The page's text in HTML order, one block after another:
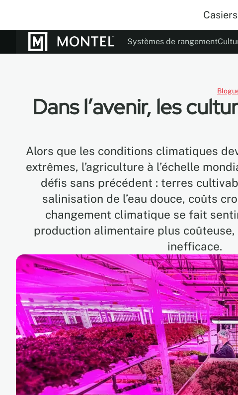
Systèmes de rangement
Dans l’avenir, les
Alors que les conditions climatiques
extrêmes, l’agriculture à l’échelle
défis sans précédent : terres
salinisation de l’eau douce, coûts
changement climatique se fait
production alimentaire plus
inefficace.